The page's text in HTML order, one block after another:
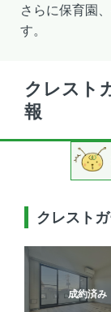
さらに保育園
す。
クレスト
報
クレスト
成約済み